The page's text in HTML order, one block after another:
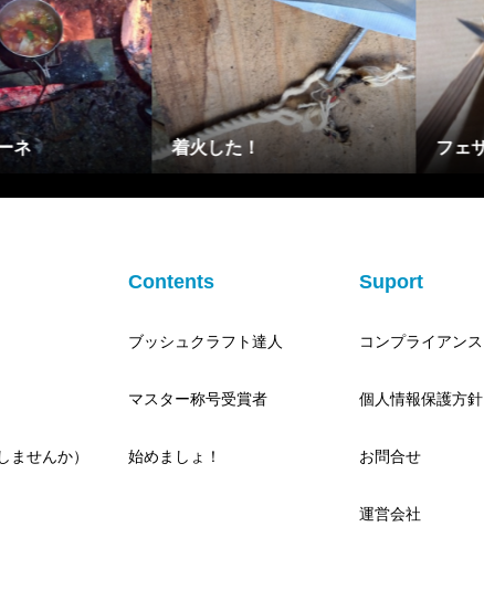
フェザースティック バトニング
ませんか）
Contents
ブッシュクラフト達人
マスター称号受賞者
始めましょ！
Suport
コンプライアンス
個人情報保護方針
お問合せ
運営会社